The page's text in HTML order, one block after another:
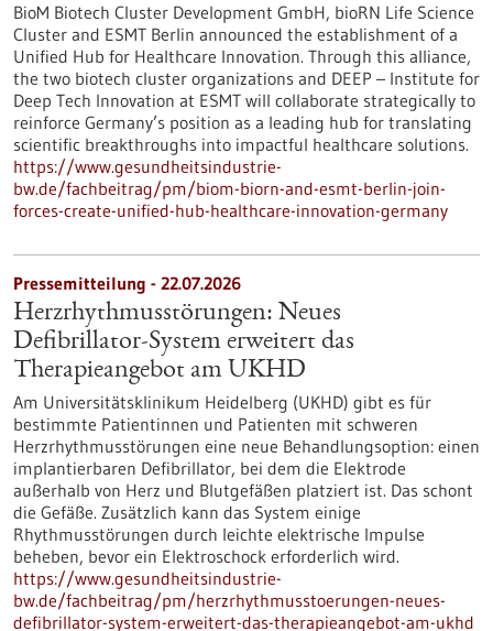
BioM Biotech Cluster Development GmbH, bioRN Life Science
Cluster and ESMT Berlin announced the establishment of a
Unified Hub for Healthcare Innovation. Through this alliance,
the two biotech cluster organizations and DEEP – Institute for
Deep Tech Innovation at ESMT will collaborate strategically to
reinforce Germany’s position as a leading hub for translating
scientific breakthroughs into impactful healthcare solutions.
https://www.gesundheitsindustrie-
bw.de/fachbeitrag/pm/biom-biorn-and-esmt-berlin-join-
forces-create-unified-hub-healthcare-innovation-germany
Pressemitteilung - 22.07.2026
Herzrhythmusstörungen: Neues
Defibrillator-System erweitert das
Therapieangebot am UKHD
Am Universitätsklinikum Heidelberg (UKHD) gibt es für
bestimmte Patientinnen und Patienten mit schweren
Herzrhythmusstörungen eine neue Behandlungsoption: einen
implantierbaren Defibrillator, bei dem die Elektrode
außerhalb von Herz und Blutgefäßen platziert ist. Das schont
die Gefäße. Zusätzlich kann das System einige
Rhythmusstörungen durch leichte elektrische Impulse
beheben, bevor ein Elektroschock erforderlich wird.
https://www.gesundheitsindustrie-
bw.de/fachbeitrag/pm/herzrhythmusstoerungen-neues-
defibrillator-system-erweitert-das-therapieangebot-am-ukhd